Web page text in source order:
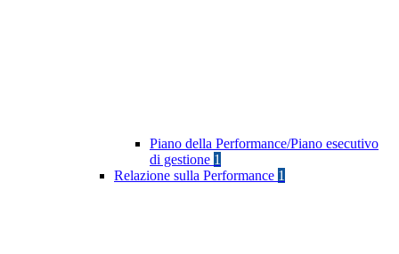
Piano della Performance/Piano esecutivo
di gestione 1
Relazione sulla Performance 1